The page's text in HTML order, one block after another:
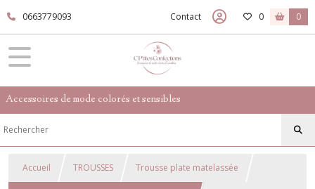
0663779093 Contact 0 0
Accessoires de mode colorés et sensibles
Accueil TROUSSES Trousse plate matelassée